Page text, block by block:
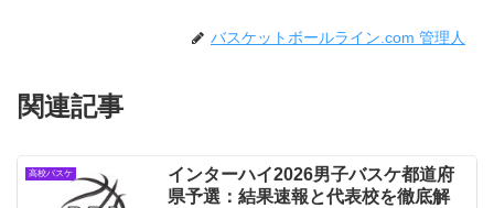
バスケットボールライン.com 管理人
関連記事
高校バスケ
インターハイ2026男子バスケ都道府
県予選：結果速報と代表校を徹底解